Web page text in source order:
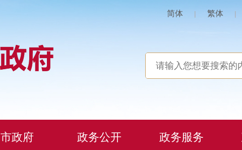
简体 | 繁体 |
市政府 政务公开 政务服务